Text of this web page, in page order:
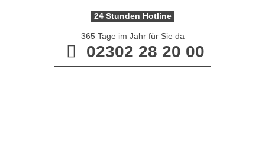
24 Stunden Hotline
365 Tage im Jahr für Sie da
02302 28 20 00